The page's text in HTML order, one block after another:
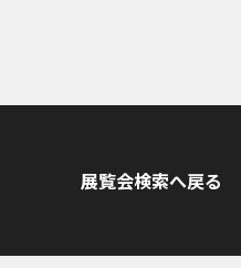
展覧会検索へ戻る